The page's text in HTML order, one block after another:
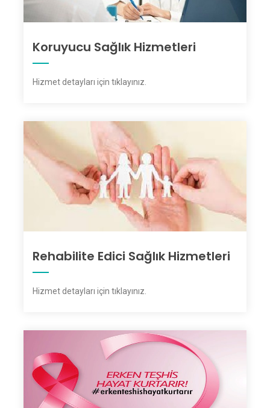
Koruyucu Sağlık Hizmetleri
Hizmet detayları için tıklayınız
Rehabilite Edici Sağlık Hizmetleri
Hizmet detayları için tıklayınız